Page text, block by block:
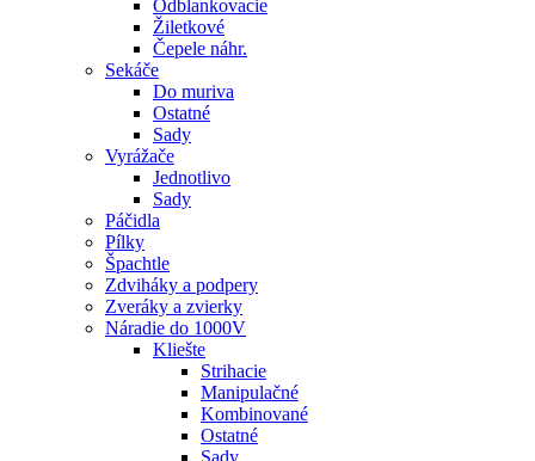
Odblankovacie
Žiletkové
Čepele náhr.
Sekáče
Do muriva
Ostatné
Sady
Vyrážače
Jednotlivo
Sady
Páčidla
Pílky
Špachtle
Zdviháky a podpery
Zveráky a zvierky
Náradie do 1000V
Kliešte
Strihacie
Manipulačné
Kombinované
Ostatné
Sady